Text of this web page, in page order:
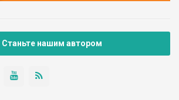
Станьте нашим автором